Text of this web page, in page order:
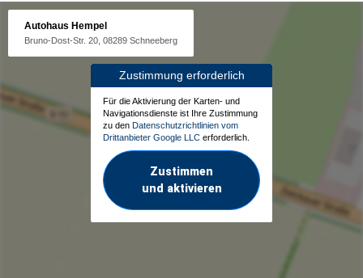
Autohaus Hempel
Bruno-Dost-Str. 20, 08289 Schneeberg
Zustimmung erforderlich
Für die Aktivierung der Karten- und
Navigationsdienste ist Ihre Zustimmung
zu den Datenschutzrichtlinien vom
Drittanbieter Google LLC erforderlich.
Zustimmen
und aktivieren